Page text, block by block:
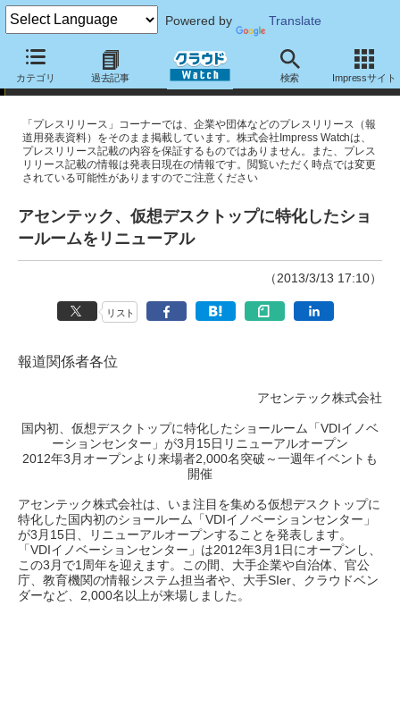
Powered by Translate
カテゴリ 過去記事 検索 Impressサイト
プレスリリース
「プレスリリース」コーナーでは、企業や団体などのプレスリリース（報
道用発表資料）をそのまま掲載しています。株式会社Impress Watchは、
プレスリリース記載の内容を保証するものではありません。また、プレス
リリース記載の情報は発表日現在の情報です。閲覧いただく時点では変更
されている可能性がありますのでご注意ください
アセンテック、仮想デスクトップに特化したショ
ールームをリニューアル
（2013/3/13 17:10）
リスト
報道関係者各位
アセンテック株式会社
国内初、仮想デスクトップに特化したショールーム「VDIイノベ
ーションセンター」が3月15日リニューアルオープン
2012年3月オープンより来場者2,000名突破～一週年イベントも
開催
アセンテック株式会社は、いま注目を集める仮想デスクトップに
特化した国内初のショールーム「VDIイノベーションセンター」
が3月15日、リニューアルオープンすることを発表します。
「VDIイノベーションセンター」は2012年3月1日にオープンし、
この3月で1周年を迎えます。この間、大手企業や自治体、官公
庁、教育機関の情報システム担当者や、大手SIer、クラウドベン
ダーなど、2,000名以上が来場しました。